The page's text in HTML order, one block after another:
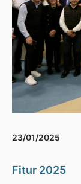
23/01/2025
Fitur 2025